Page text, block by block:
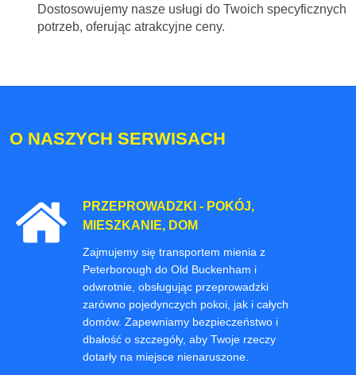
Dostosowujemy nasze usługi do Twoich specyficznych
potrzeb, oferując atrakcyjne ceny.
O NASZYCH SERWISACH
PRZEPROWADZKI - POKÓJ,
MIESZKANIE, DOM
Zajmujemy się transportem mienia z
Peterborough do Old Buckenham i
odwrotnie, obsługując przeprowadzki
zarówno pojedynczych pokoi, jak i całych
domów. Zapewniamy bezpieczeństwo i
dbałość o szczegóły, aby Twoje rzeczy
dotarły na miejsce nienaruszone.